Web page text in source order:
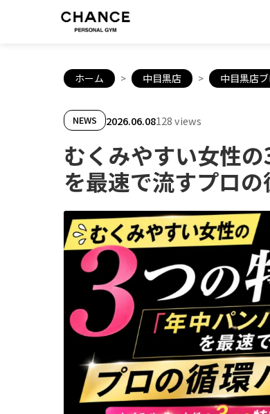
ホーム > 中目黒店 > 中目黒店
NEWS 2026.06.08128 views
むくみやすい女性
を最速で流すプロ